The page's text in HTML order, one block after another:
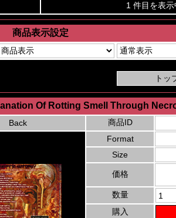
1 件目を表示
商品表示設定
Of Rotting Smell Through
Back 商品ID
Format
Size
価格
数量
購入